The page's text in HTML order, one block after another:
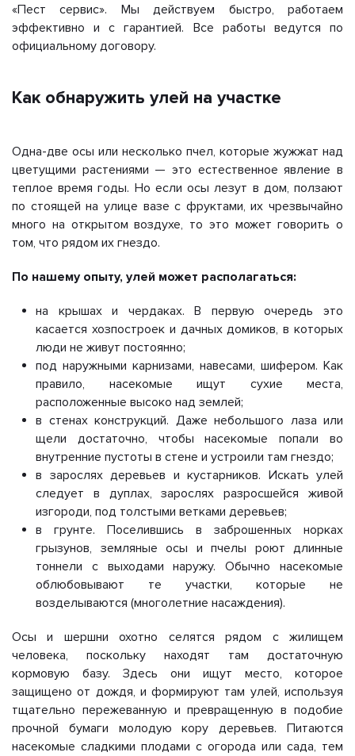
«Пест сервис». Мы действуем быстро, работаем
эффективно и с гарантией. Все работы ведутся по
официальному договору.
Как обнаружить улей на участке
Одна-две осы или несколько пчел, которые жужжат над
цветущими растениями — это естественное явление в
теплое время годы. Но если осы лезут в дом, ползают
по стоящей на улице вазе с фруктами, их чрезвычайно
много на открытом воздухе, то это может говорить о
том, что рядом их гнездо.
По нашему опыту, улей может располагаться:
на крышах и чердаках. В первую очередь это
касается хозпостроек и дачных домиков, в которых
люди не живут постоянно;
под наружными карнизами, навесами, шифером. Как
правило, насекомые ищут сухие места,
расположенные высоко над землей;
в стенах конструкций. Даже небольшого лаза или
щели достаточно, чтобы насекомые попали во
внутренние пустоты в стене и устроили там гнездо;
в зарослях деревьев и кустарников. Искать улей
следует в дуплах, зарослях разросшейся живой
изгороди, под толстыми ветками деревьев;
в грунте. Поселившись в заброшенных норках
грызунов, земляные осы и пчелы роют длинные
тоннели с выходами наружу. Обычно насекомые
облюбовывают те участки, которые не
возделываются (многолетние насаждения).
Осы и шершни охотно селятся рядом с жилищем
человека, поскольку находят там достаточную
кормовую базу. Здесь они ищут место, которое
защищено от дождя, и формируют там улей, используя
тщательно пережеванную и превращенную в подобие
прочной бумаги молодую кору деревьев. Питаются
насекомые сладкими плодами с огорода или сада, тем